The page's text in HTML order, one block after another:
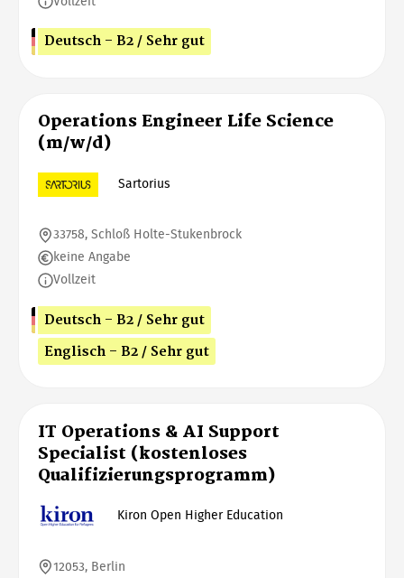
Deutsch - B2 / Sehr gut
Operations Engineer Life Science
(m/w/d)
Sartorius
33758, Schloß Holte-Stukenbrock
keine Angabe
Vollzeit
Deutsch - B2 / Sehr gut
Englisch - B2 / Sehr gut
IT Operations & AI Support
Specialist (kostenloses
Qualifizierungsprogramm)
Kiron Open Higher Education
12053, Berlin